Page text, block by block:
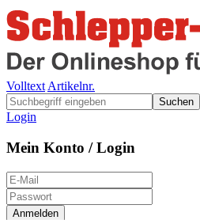
Volltext Artikelnr.
Suchen
Login
Mein Konto / Login